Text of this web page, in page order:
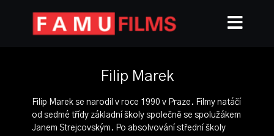
Filip Marek
Filip Marek se narodil v roce 1990 v Praze. Filmy natáčí
od sedmé třídy základní školy společně se spolužákem
Janem Strejcovským. Po absolvování střední školy